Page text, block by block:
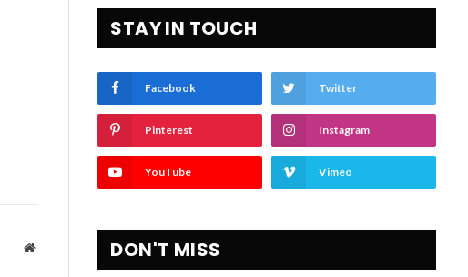
Website
STAY IN TOUCH
Facebook Twitter
Pinterest Instagram
YouTube Vimeo
DON'T MISS